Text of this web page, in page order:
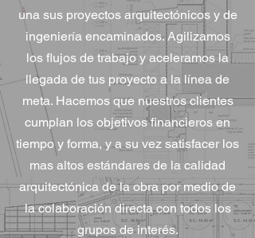
una sus proyectos arquitectónicos y de
ingeniería encaminados. Agilizamos
los flujos de trabajo y aceleramos la
llegada de tus proyecto a la línea de
meta. Hacemos que nuestros clientes
cumplan los objetivos financieros en
tiempo y forma, y a su vez satisfacer los
mas altos estándares de la calidad
arquitectónica de la obra por medio de
la colaboración directa con todos los
grupos de interés.